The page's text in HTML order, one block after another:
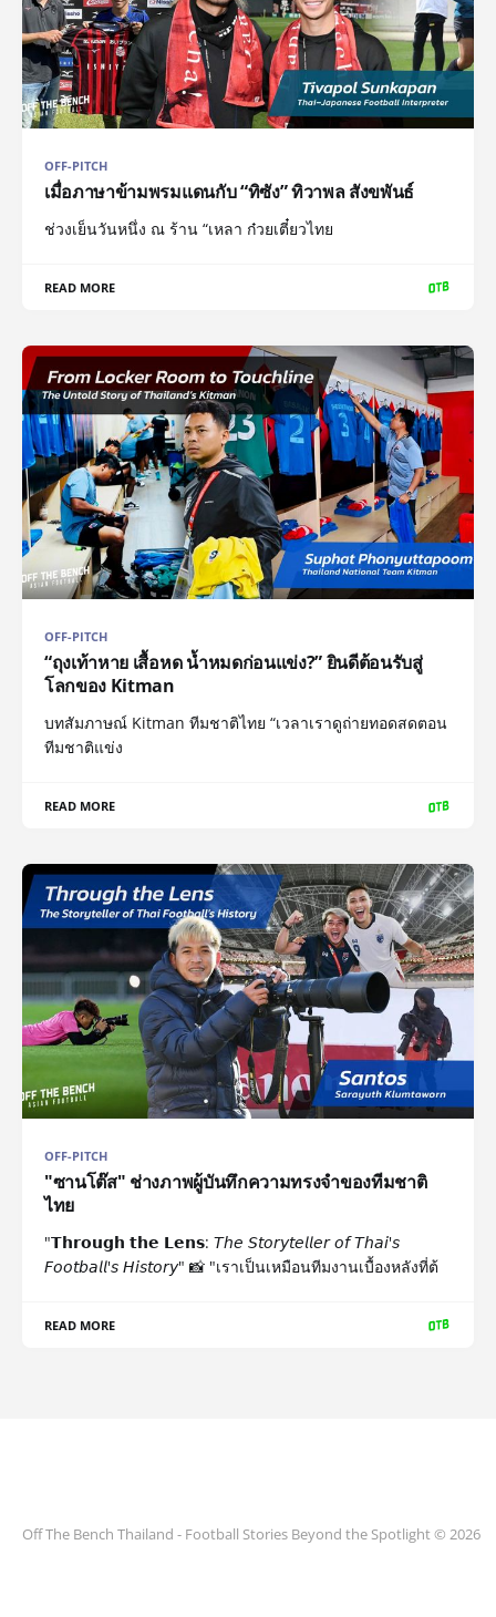
OFF-PITCH
เมื่อภาษาข้ามพรมแดนกับ “ทิซัง” ทิวาพล สังขพันธ์
ช่วงเย็นวันหนึ่ง ณ ร้าน “เหลา ก๋วยเตี๋ยวไทย
READ MORE
OFF-PITCH
“ถุงเท้าหาย เสื้อหด น้ำหมดก่อนแข่ง?” ยินดีต้อนรับสู่
โลกของ Kitman
บทสัมภาษณ์ Kitman ทีมชาติไทย “เวลาเราดูถ่ายทอดสดตอน
ทีมชาติแข่ง
READ MORE
OFF-PITCH
"ซานโต๊ส" ช่างภาพผู้บันทึกความทรงจำของทีมชาติ
ไทย
"𝗧𝗵𝗿𝗼𝘂𝗴𝗵 𝘁𝗵𝗲 𝗟𝗲𝗻𝘀: 𝘛𝘩𝘦 𝘚𝘵𝘰𝘳𝘺𝘵𝘦𝘭𝘭𝘦𝘳 𝘰𝘧 𝘛𝘩𝘢𝘪'𝘴
𝘍𝘰𝘰𝘵𝘣𝘢𝘭𝘭'𝘴 𝘏𝘪𝘴𝘵𝘰𝘳𝘺" 📸 "เราเป็นเหมือนทีมงานเบื้องหลังที่ต้
READ MORE
Off The Bench Thailand - Football Stories Beyond the Spotlight © 2026